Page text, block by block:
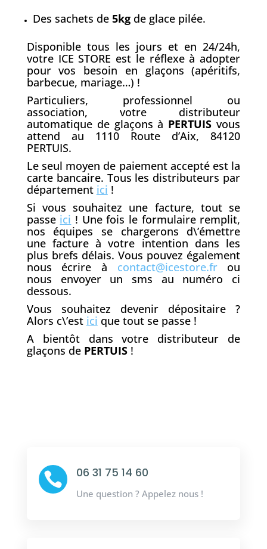
Des sachets de 5kgde glace pilée.
Disponible tous les jours et en 24/24h,
votre ICE STORE est le réflexe à adopter
pour vos besoin en glaçons (apéritifs,
barbecue, mariage…) !
Particuliers, professionnel ou
association, votre distributeur
automatique de glaçons à PERTUIS vous
attend au 1110 Route d’Aix, 84120
PERTUIS.
Le seul moyen de paiement accepté est la
carte bancaire. Tous les distributeurs par
département ici !
Si vous souhaitez une facture, tout se
passe ici ! Une fois le formulaire remplit,
nos équipes se chargerons d\’émettre
une facture à votre intention dans les
plus brefs délais. Vous pouvez également
nous écrire à contact@icestore.frou
nous envoyer un sms au numéro ci
dessous.
Vous souhaitez devenir dépositaire ?
Alors c\’est ici que tout se passe !
A bientôt dans votre distributeur de
glaçons de PERTUIS!
 06 31 75 14 60
Une question ? Appelez nous !